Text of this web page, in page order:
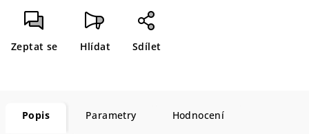
Zeptat se Hlídat Sdílet
Popis Parametry Hodnocení